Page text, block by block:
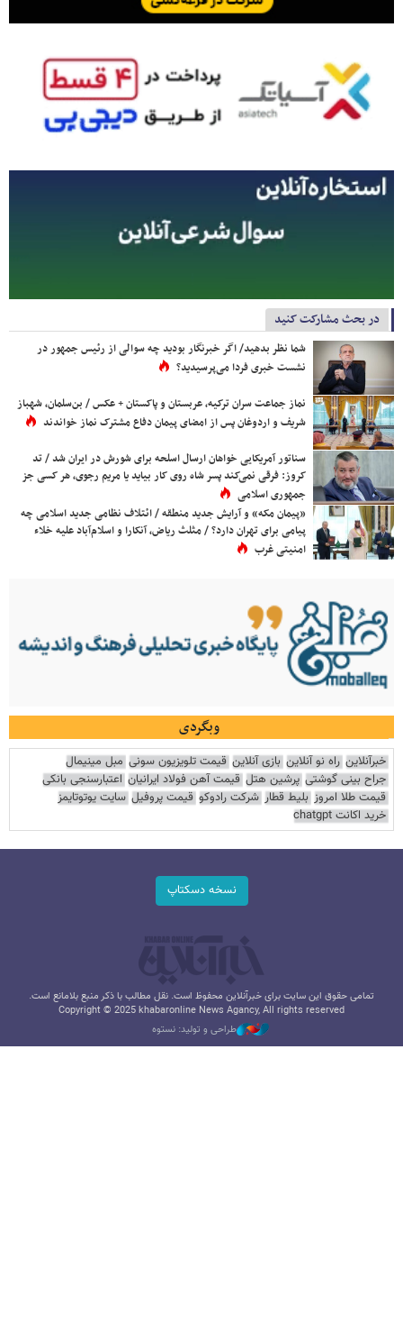
در بحث مشارکت کنید
شما نظر بدهید/ اگر خبرنگار بودید چه سوالی از رئیس جمهور در
نشست خبری فردا می‌پرسیدید؟
نماز جماعت سران ترکیه، عربستان و پاکستان + عکس / بن‌سلمان، شهباز
شریف و اردوغان پس از امضای پیمان دفاع مشترک نماز خواندند
سناتور آمریکایی خواهان ارسال اسلحه برای شورش در ایران شد / تد
کروز: فرقی نمی‌کند پسر شاه روی کار بیاید یا مریم رجوی، هر کسی جز
جمهوری اسلامی
«پیمان مکه» و آرایش جدید منطقه / ائتلاف نظامی جدید اسلامی چه
پیامی برای تهران دارد؟ / مثلث ریاض، آنکارا و اسلام‌آباد علیه خلاء
امنیتی غرب
وبگردی
خبرآنلاین راه نو آنلاین بازی آنلاین قیمت تلویزیون سونی مبل مینیمال
جراح بینی گوشتی پرشین هتل قیمت آهن فولاد ایرانیان اعتبارسنجی بانکی
قیمت طلا امروز بلیط قطار شرکت رادوکو قیمت پروفیل سایت یوتوتایمز
خرید اکانت chatgpt
نسخه دسکتاپ
تمامی حقوق این سایت برای خبرآنلاین محفوظ است. نقل مطالب با ذکر منبع بلامانع است.
Copyright © 2025 khabaronline News Agancy, All rights reserved
طراحی و تولید: نستوه